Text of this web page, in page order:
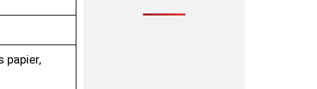
papier,